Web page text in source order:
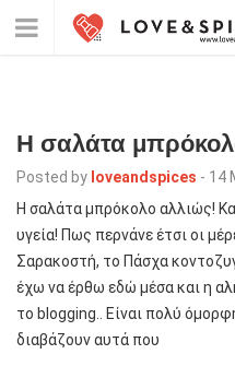
H σαλάτα
Posted by loveandspices - 14
H σαλάτα μπρόκολο αλλιώς!
υγεία! Πως περνάνε έτσι οι
Σαρακοστή, το Πάσχα
έχω να έρθω εδώ μέσα και η
το blogging.. Είναι πολύ
διαβάζουν αυτά που